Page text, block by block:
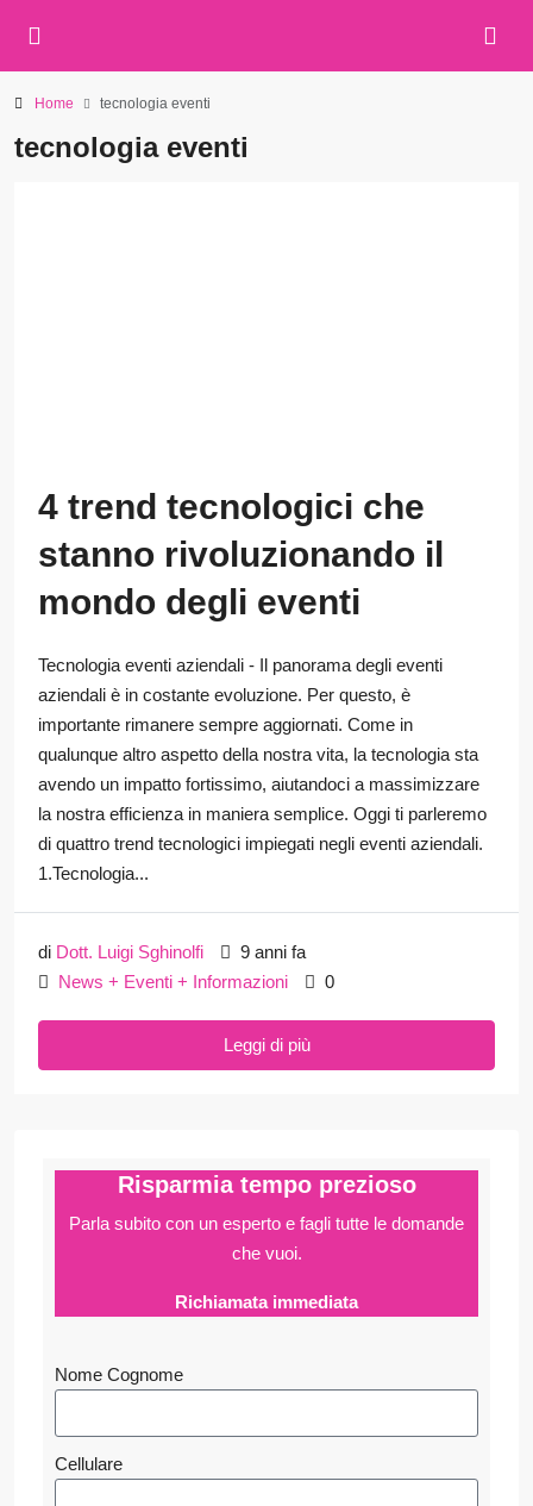
Home tecnologia eventi
tecnologia eventi
4 trend tecnologici che
stanno rivoluzionando il
mondo degli eventi
Tecnologia eventi aziendali - Il panorama degli eventi
aziendali è in costante evoluzione. Per questo, è
importante rimanere sempre aggiornati. Come in
qualunque altro aspetto della nostra vita, la tecnologia sta
avendo un impatto fortissimo, aiutandoci a massimizzare
la nostra efficienza in maniera semplice. Oggi ti parleremo
di quattro trend tecnologici impiegati negli eventi aziendali.
1.Tecnologia...
di Dott. Luigi Sghinolfi
9 anni fa
News + Eventi + Informazioni
0
Leggi di più
Risparmia tempo prezioso
Parla subito con un esperto e fagli tutte le domande
che vuoi.
Richiamata immediata
Nome Cognome
Cellulare